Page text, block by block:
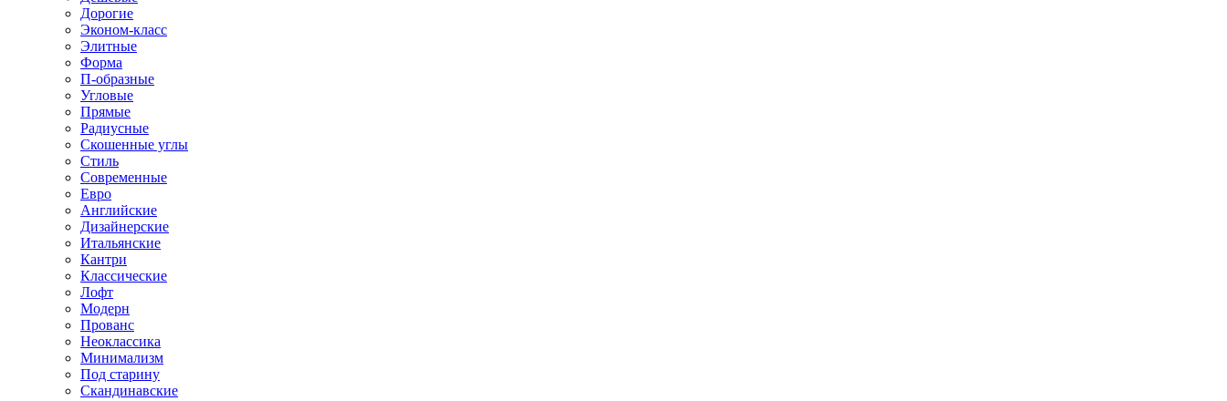
Дорогие
Эконом-класс
Элитные
Форма
П-образные
Угловые
Прямые
Радиусные
Скошенные углы
Стиль
Современные
Евро
Английские
Дизайнерские
Итальянские
Кантри
Классические
Лофт
Модерн
Прованс
Неоклассика
Минимализм
Под старину
Скандинавские